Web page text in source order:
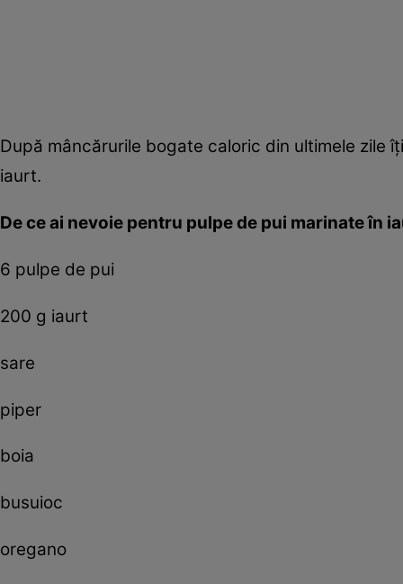
După mâncărurile bogate caloric din ultimele zile
iaurt.
De ce ai nevoie pentru pulpe de pui marinate în
6 pulpe de pui
200 g iaurt
sare
piper
boia
busuioc
oregano